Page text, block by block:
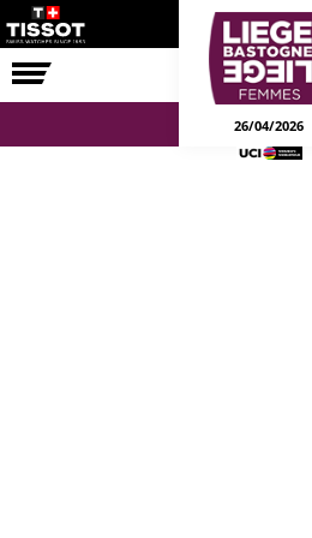
COURSE
26/04/2026